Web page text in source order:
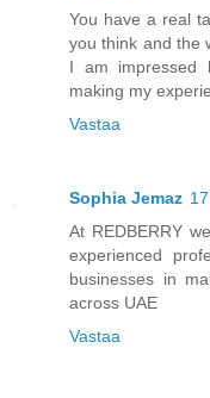
You have a real
you think and the
I am impressed
making my
Vastaa
Sophia Jemaz
At REDBERRY
experienced
businesses in
across UAE
Vastaa